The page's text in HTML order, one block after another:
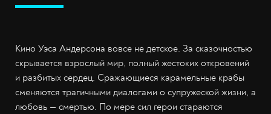
Кино Уэса Андерсона вовсе не детское. За сказочностью
скрывается взрослый мир, полный жестоких откровений
и разбитых сердец. Сражающиеся карамельные крабы
сменяются трагичными диалогами о супружеской жизни, а
любовь — смертью. По мере сил герои стараются